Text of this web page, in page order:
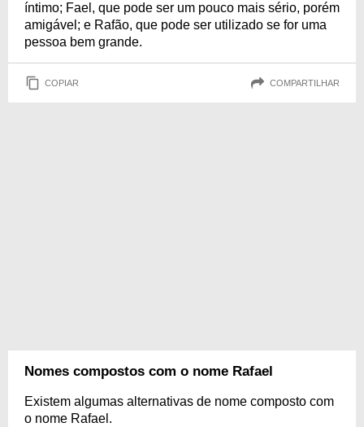
íntimo; Fael, que pode ser um pouco mais sério, porém
amigável; e Rafão, que pode ser utilizado se for uma
pessoa bem grande.
COPIAR COMPARTILHAR
Nomes compostos com o nome Rafael
Existem algumas alternativas de nome composto com
o nome Rafael.